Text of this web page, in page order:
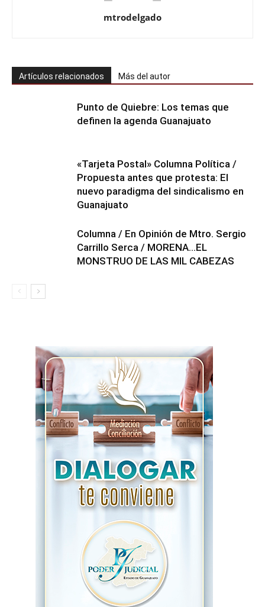
mtrodelgado
Artículos relacionados Más del autor
Punto de Quiebre: Los temas que
definen la agenda Guanajuato
«Tarjeta Postal» Columna Política /
Propuesta antes que protesta: El
nuevo paradigma del sindicalismo en
Guanajuato
Columna / En Opinión de Mtro. Sergio
Carrillo Serca / MORENA…EL
MONSTRUO DE LAS MIL CABEZAS